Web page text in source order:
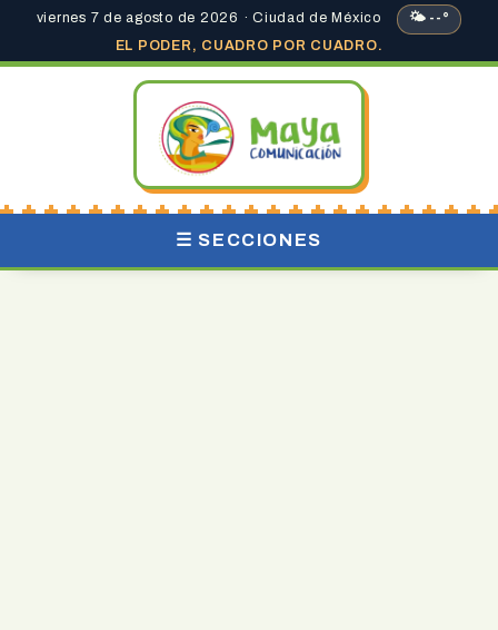
viernes 7 de agosto de 2026 · Ciudad de México
🌤 --°
EL PODER, CUADRO POR CUADRO.
☰ SECCIONES